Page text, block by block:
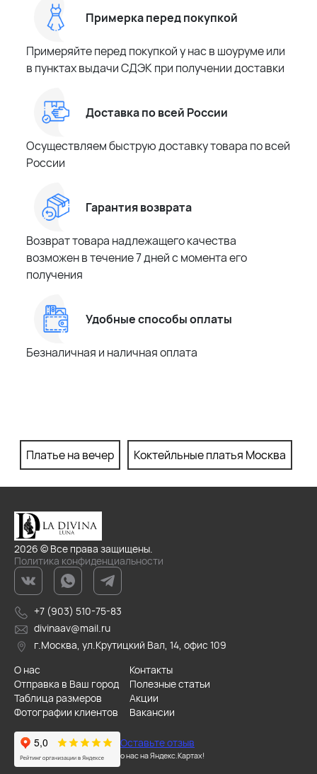
Примерка перед покупкой
Примеряйте перед покупкой у нас в шоуруме или
в пунктах выдачи СДЭК при получении доставки
Доставка по всей России
Осуществляем быструю доставку товара по всей
России
Гарантия возврата
Возврат товара надлежащего качества
возможен в течение 7 дней с момента его
получения
Удобные способы оплаты
Безналичная и наличная оплата
Платье на вечер Коктейльные платья Москва
2026 © Все права защищены.
Политика конфиденциальности
+7 (903) 510-75-83
divinaav@mail.ru
г.Москва, ул.Крутицкий Вал, 14, офис 109
О нас
Контакты
Отправка в Ваш город
Полезные статьи
Таблица размеров
Акции
Фотографии клиентов
Вакансии
Оставьте отзыв
о нас на Яндекс.Картах!